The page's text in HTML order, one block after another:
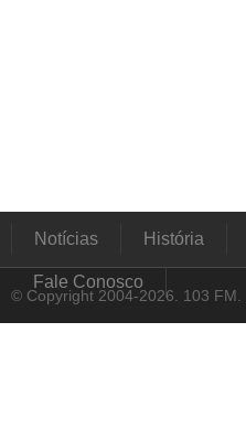
Notícias História
Fale Conosco
© Copyright 2004-2026. 103 FM.